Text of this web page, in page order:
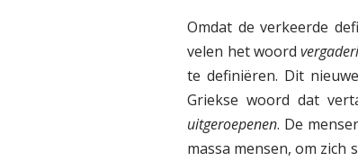
Omdat de verkeerde
velen het woord
te definiëren. Dit
Griekse woord dat
uitgeroepenen. De
massa mensen, om zich